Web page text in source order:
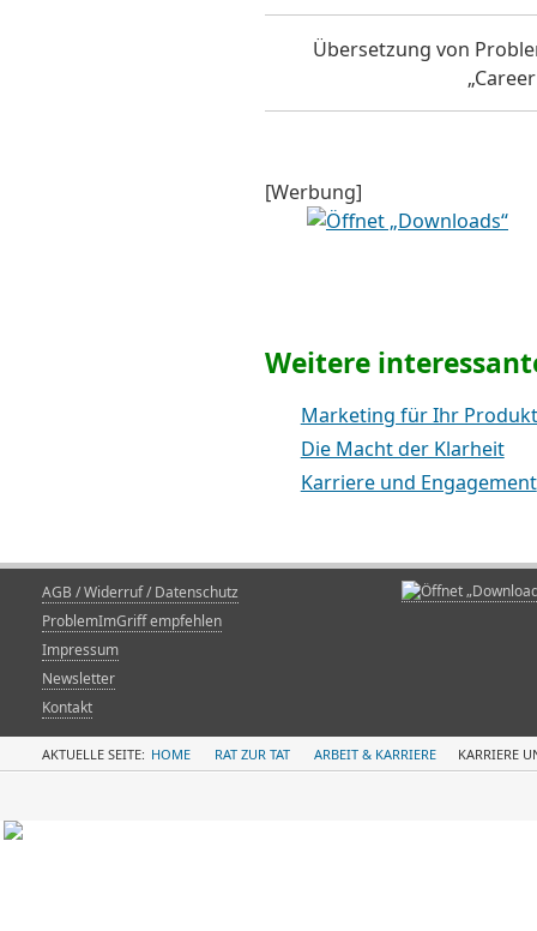
Übersetzung von
[Werbung]
Weitere
Marketing für Ihr Produkt
Die Macht der Klarheit
Karriere und Engagement
AGB / Widerruf / Datenschutz
ProblemImGriff empfehlen
Impressum
Newsletter
Kontakt
AKTUELLE SEITE: HOME RAT ZUR TAT ARBEIT & KARRIERE KARRIERE